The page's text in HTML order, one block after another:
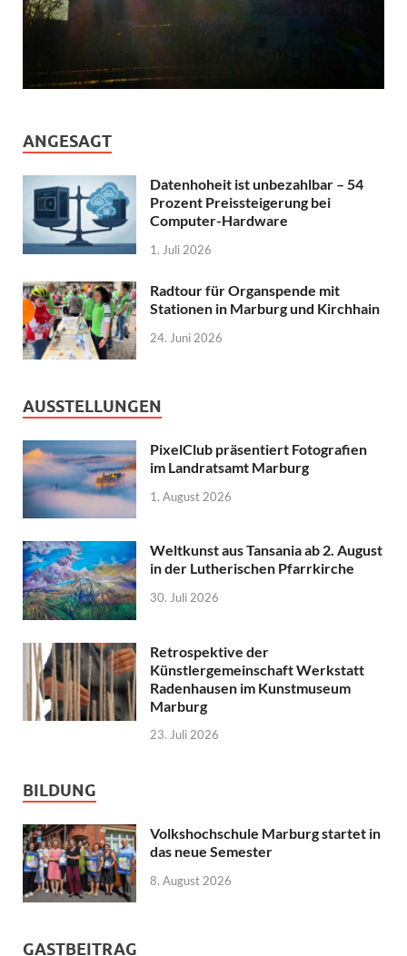
ANGESAGT
Datenhoheit ist unbezahlbar – 54
Prozent Preissteigerung bei
Computer-Hardware
1. Juli 2026
Radtour für Organspende mit
Stationen in Marburg und Kirchhain
24. Juni 2026
AUSSTELLUNGEN
PixelClub präsentiert Fotografien
im Landratsamt Marburg
1. August 2026
Weltkunst aus Tansania ab 2. August
in der Lutherischen Pfarrkirche
30. Juli 2026
Retrospektive der
Künstlergemeinschaft Werkstatt
Radenhausen im Kunstmuseum
Marburg
23. Juli 2026
BILDUNG
Volkshochschule Marburg startet in
das neue Semester
8. August 2026
GASTBEITRAG